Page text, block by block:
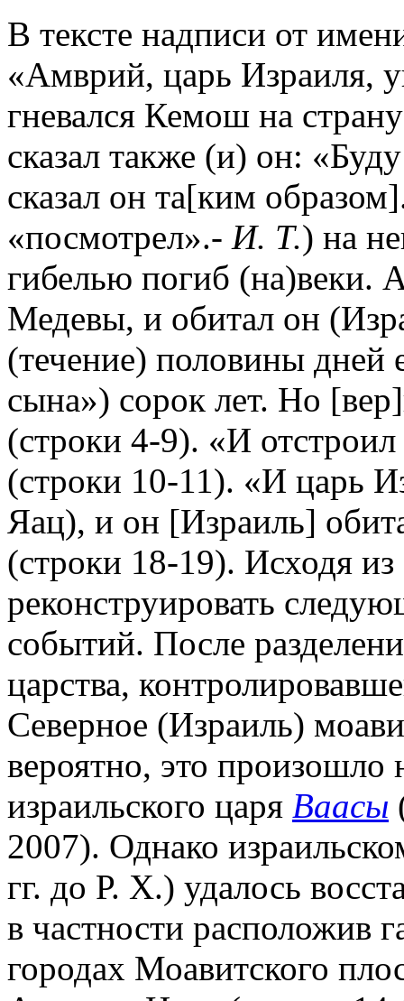
В тексте надписи от
«Амврий, царь Израиля,
гневался Кемош на
сказал также (и) он:
сказал он та[ким
«посмотрел».- И. Т.) на
гибелью погиб (на)веки.
Медевы, и обитал он
(течение) половины дней
сына») сорок лет. Но
(строки 4-9). «И
(строки 10-11). «И царь
Яац), и он [Израиль]
(строки 18-19). Исходя
реконструировать
событий. После
царства,
Северное (Израиль)
вероятно, это произошло
израильского царя Ваасы
2007). Однако
гг. до Р. Х.) удалось
в частности расположив
городах Моавитского